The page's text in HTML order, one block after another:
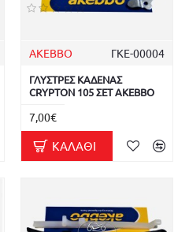
AKEBBO ΓΚΕ-00004
ΓΛΥΣΤΡΕΣ ΚΑΔΕΝΑΣ
CRYPTON 105 ΣΕΤ AKEBBO
7,00€
ΚΑΛΆΘΙ